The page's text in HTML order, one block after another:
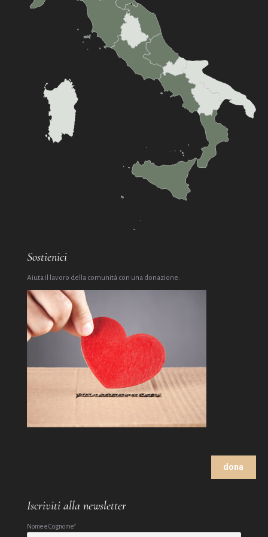
Sostienici
Aiuta il lavoro della comunità con una donazione.
dona
Iscriviti alla newsletter
Nome e Cognome*